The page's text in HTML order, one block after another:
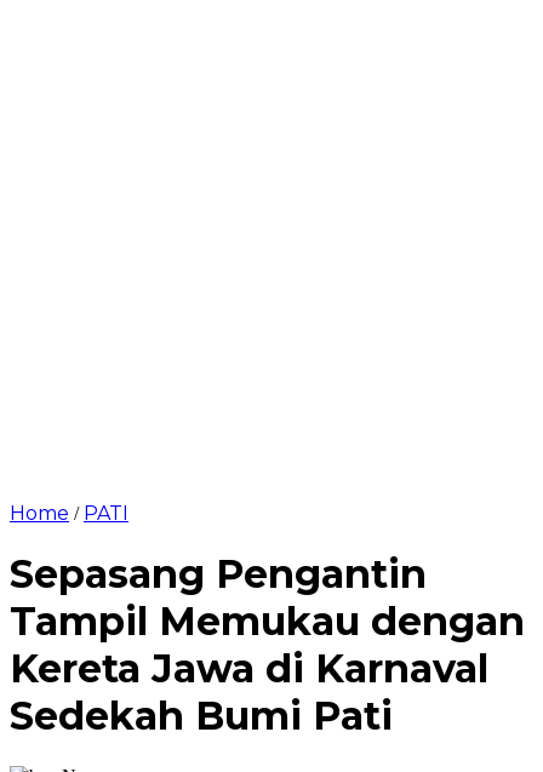
Home / PATI
Sepasang Pengantin
Tampil Memukau dengan
Kereta Jawa di Karnaval
Sedekah Bumi Pati